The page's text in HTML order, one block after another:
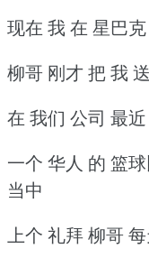
现在 我 在 星巴
柳哥 刚才 把 我
在 我们 公司 最
一个 华人 的 篮
当中
上个 礼拜 柳哥